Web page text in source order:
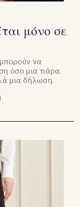
μόνο σε
να
όσο μια τιάρα.
μια δήλωση.